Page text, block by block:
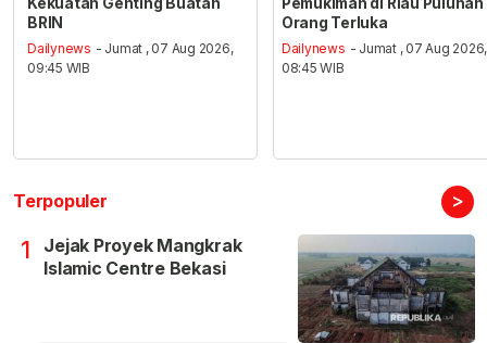
BRIN
Dailynews - Jumat , 07 Aug 2026,
09:45 WIB
Orang Terluka
Dailynews - Jumat , 07 Aug 2026,
08:45 WIB
Terpopuler >
1
Jejak Proyek Mangkrak
Islamic Centre Bekasi